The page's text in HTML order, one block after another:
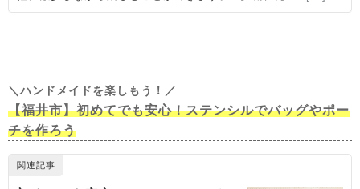
＼ハンドメイドを楽しもう！／
【福井市】初めてでも安心！ステンシルでバッグやポー
チを作ろう